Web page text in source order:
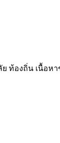
ท้องถิ่น เนื้อ